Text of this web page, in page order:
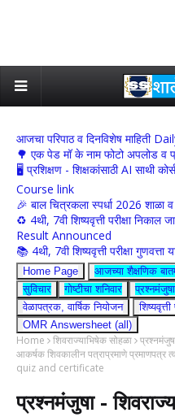
आजचा परिपाठ व दिनविशेष माहिती
🌳 एक पेड मॉ के नाम फोटो अपलोड व
🖥 प्रशिक्षण - शिक्षकांसाठी AI
Course link
🎉 बाल चित्रकला स्पर्धा 2026 शाळा
♻️ 4थी, 7वी शिष्यवृत्ती परीक्षा
Result Announced
📚 4थी, 7वी शिष्यवृत्ती परीक्षा गुणवत्ता
Home Page आजच्या शैक्षणिक
सुविचार
गोष्टीचा शनिवार प्रश्नमंजुषा
वेळापत्रक, वार्षिक नियोजन
शिष्यवृत्ती
OMR Answersheet (all)
Home शिवराज्याभिषेक सोहळा
आकर्षक शिवकालीन पत्राप्रमाणे
quiz and certificate
प्रश्नमंजुषा -